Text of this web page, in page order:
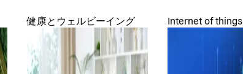
健康とウェルビーイング Internet of things